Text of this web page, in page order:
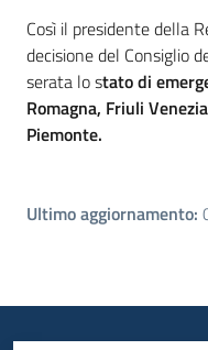
Così il presidente della
decisione del Consiglio
serata lo stato di
Romagna, Friuli
Piemonte.
Ultimo aggiornamento: